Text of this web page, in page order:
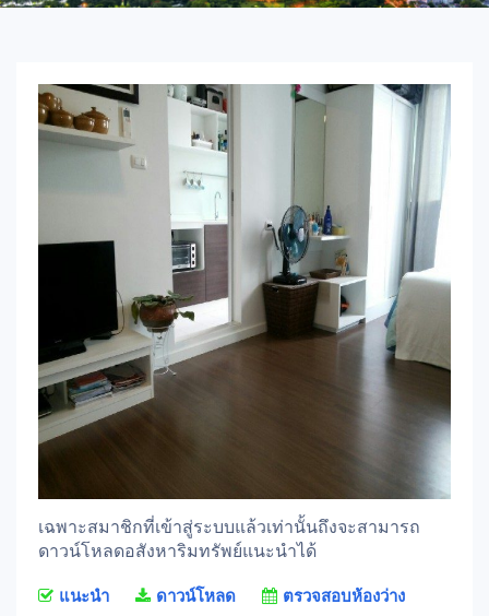
เฉพาะสมาชิกที่เข้าสู่ระบบแล้วเท่านั้นถึงจะสามารถ
ดาวน์โหลดอสังหาริมทรัพย์แนะนำได้
แนะนำ ดาวน์โหลด ตรวจสอบห้องว่าง